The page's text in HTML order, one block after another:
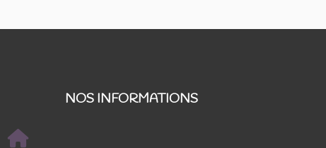
NOS INFORMATIONS